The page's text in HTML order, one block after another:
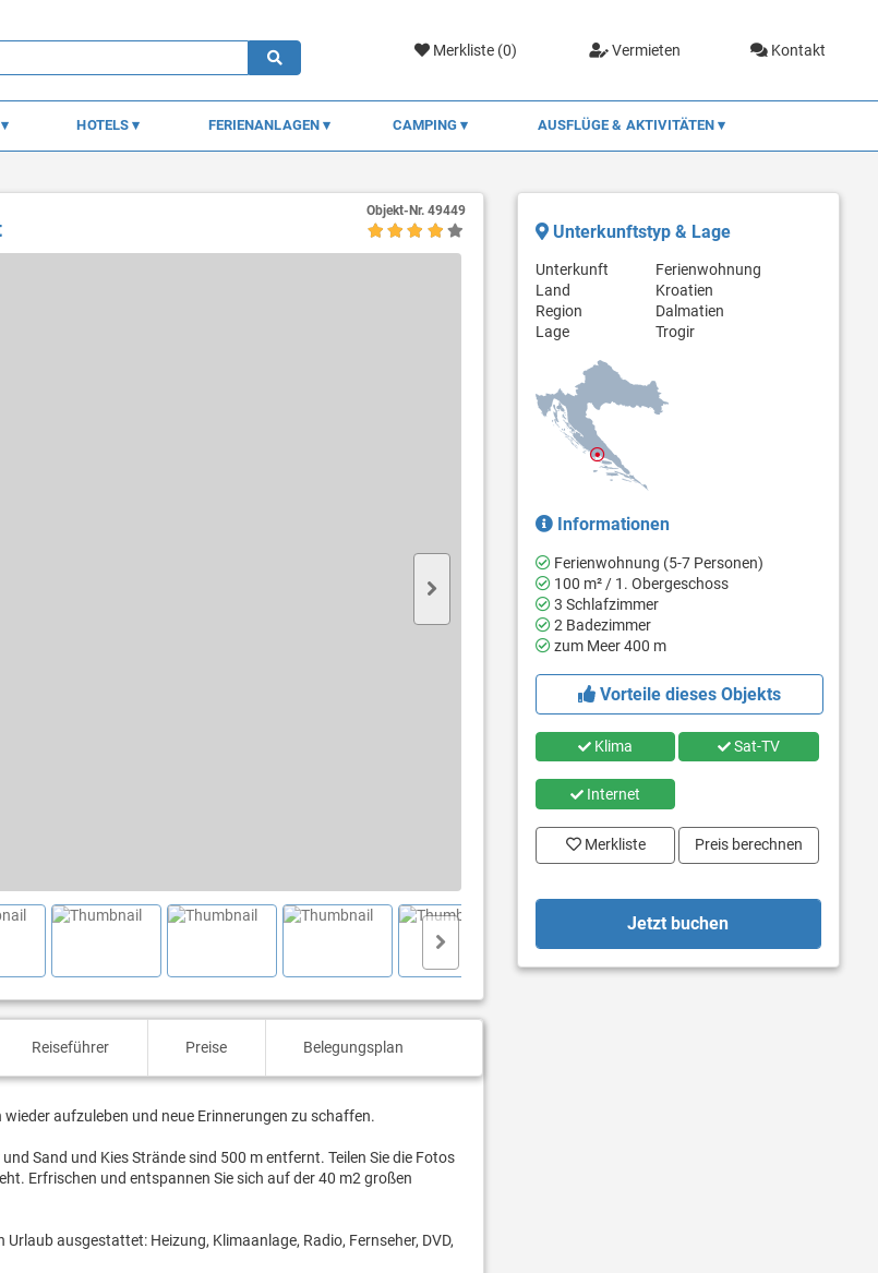
Merkliste (0) Vermieten Kontakt
HOTELS FERIENANLAGEN CAMPING AUSFLÜGE & AKTIVITÄTEN
Objekt-Nr. 49449
Reiseführer Preise Belegungsplan
aufzuleben und neue Erinnerungen zu schaffen.
Sand und Kies Strände sind 500 m entfernt. Teilen Sie die Fotos
Erfrischen und entspannen Sie sich auf der 40 m2 großen
ausgestattet: Heizung, Klimaanlage, Radio, Fernseher, DVD,
Unterkunftstyp & Lage
Unterkunft
Ferienwohnung
Land
Kroatien
Region
Dalmatien
Lage
Trogir
Informationen
Ferienwohnung (5-7 Personen)
100 m² / 1. Obergeschoss
3 Schlafzimmer
2 Badezimmer
zum Meer 400 m
Vorteile dieses Objekts
Klima Sat-TV
Internet
Merkliste Preis berechnen
Jetzt buchen